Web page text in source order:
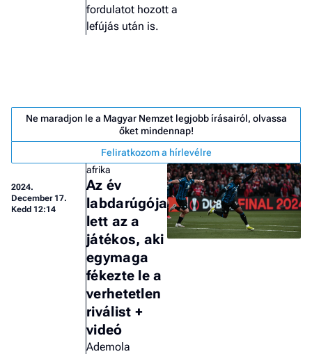
-
fordulatot hozott a
lefújás után is.
Ne maradjon le a Magyar Nemzet legjobb írásairól, olvassa
őket mindennap!
Feliratkozom a hírlevélre
2024.
December 17.
Kedd 12:14
afrika
Az év
labdarúgója
lett az a
játékos, aki
egymaga
fékezte le a
verhetetlen
riválist +
videó
Ademola